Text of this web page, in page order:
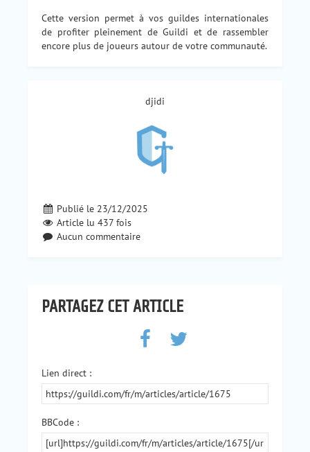
Cette version permet à vos guildes internationales
de profiter pleinement de Guildi et de rassembler
encore plus de joueurs autour de votre communauté.
djidi
Publié le 23/12/2025
Article lu 437 fois
Aucun commentaire
PARTAGEZ CET ARTICLE
Lien direct :
BBCode :